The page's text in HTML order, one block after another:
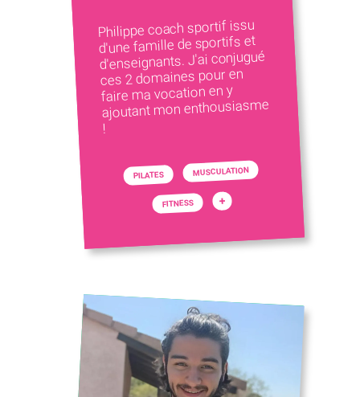
Philippe coach sportif issu
d'une famille de sportifs et
d'enseignants. J'ai conjugué
ces 2 domaines pour en
faire ma vocation en y
ajoutant mon enthousiasme
!
PILATES MUSCULATION
FITNESS +